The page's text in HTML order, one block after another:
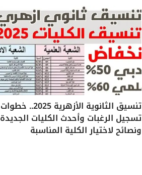
تنسيق الثانوية الأزهرية 2025.. خطوات
تسجيل الرغبات وأحدث الكليات الجديدة
ونصائح لاختيار الكلية المناسبة